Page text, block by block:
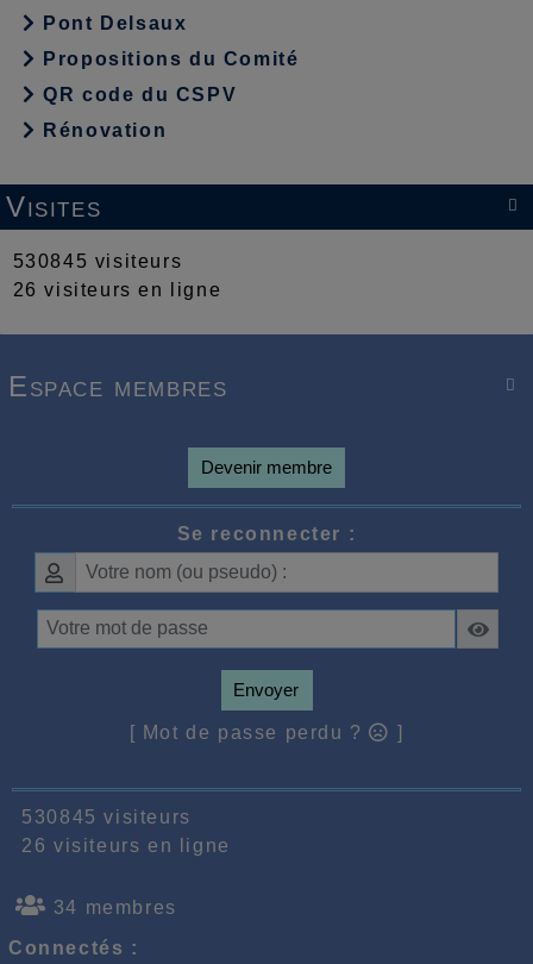
Pont Delsaux
Propositions du Comité
QR code du CSPV
Rénovation

Visites
530845 visiteurs
26 visiteurs en ligne

Espace membres
Devenir membre
Se reconnecter :
Envoyer
[ Mot de passe perdu ? ]
530845 visiteurs
26 visiteurs en ligne
34 membres
Connectés :